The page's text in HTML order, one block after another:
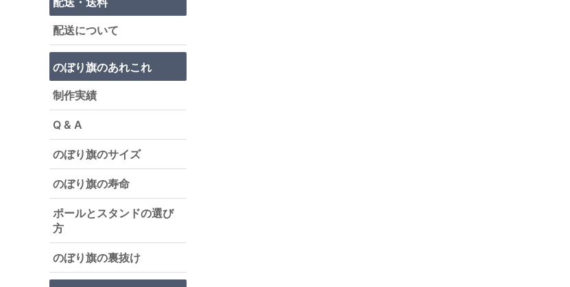
配送について
のぼり旗のあれこれ
制作実績
Q & A
のぼり旗のサイズ
のぼり旗の寿命
ポールとスタンドの選び
方
のぼり旗の裏抜け